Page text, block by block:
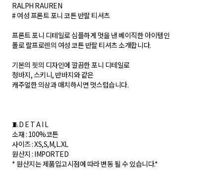
RALPH RAUREN
# 여성 프론트 포니 코튼 반팔 티셔츠
프론트 포니 디테일로 심플하게 멋을 낸 베이직한 아이템인
폴로 랄프로렌의 여성 코튼 반팔 티셔츠 소개합니다.
기본의 핏의 디자인에 깔끔한 포니 디테일로
청바지, 스키니, 반바지와 같은
캐주얼한 의상과 매치하시면 멋스럽습니다.
🧵D E T A I L
소재 : 100%코튼
사이즈 : XS,S,M,L.XL
원산지 : IMPORTED
* 원산지는 제품입고시점에 따라 변동 될 수 있습니다.*